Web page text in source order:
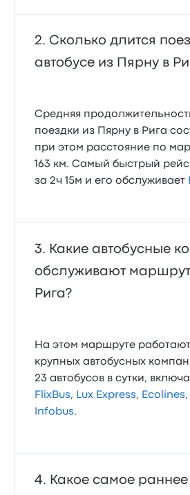
Сколько длится
автобусе из Пярну в
Средняя
поездки из Пярну в Рига
при этом расстояние по
163 км. Самый быстрый рейс
за 2ч 15м и его обслуживает
Какие автобусные
обслуживают
Рига?
На этом маршруте
крупных автобусных
23 автобусов в сутки,
FlixBus, Lux Express, Ecolines
Infobus.
Какое самое